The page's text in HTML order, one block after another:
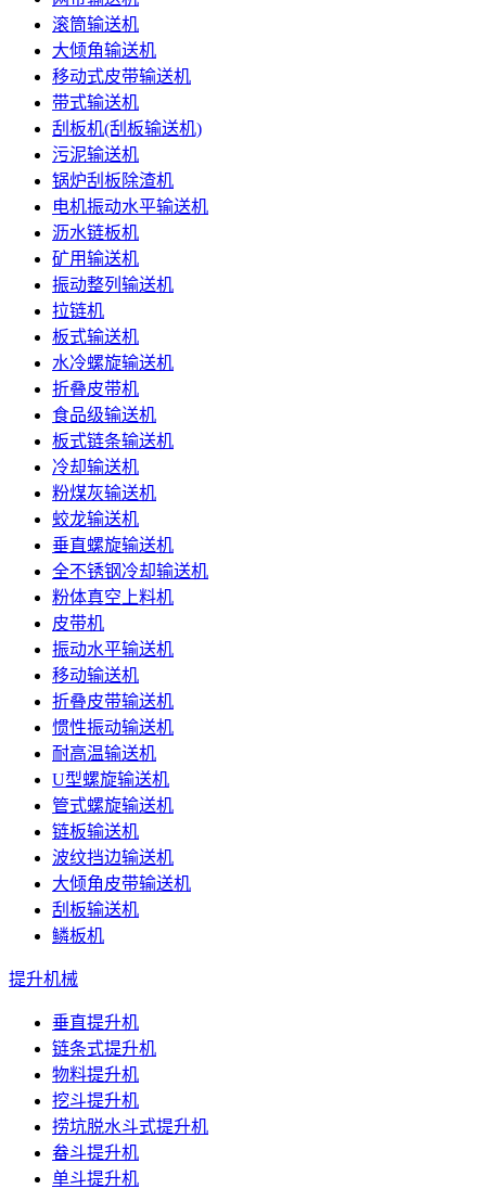
滚筒输送机
大倾角输送机
移动式皮带输送机
带式输送机
刮板机(刮板输送机)
污泥输送机
锅炉刮板除渣机
电机振动水平输送机
沥水链板机
矿用输送机
振动整列输送机
拉链机
板式输送机
水冷螺旋输送机
折叠皮带机
食品级输送机
板式链条输送机
冷却输送机
粉煤灰输送机
蛟龙输送机
垂直螺旋输送机
全不锈钢冷却输送机
粉体真空上料机
皮带机
振动水平输送机
移动输送机
折叠皮带输送机
惯性振动输送机
耐高温输送机
U型螺旋输送机
管式螺旋输送机
链板输送机
波纹挡边输送机
大倾角皮带输送机
刮板输送机
鳞板机
提升机械
垂直提升机
链条式提升机
物料提升机
挖斗提升机
捞坑脱水斗式提升机
畚斗提升机
单斗提升机